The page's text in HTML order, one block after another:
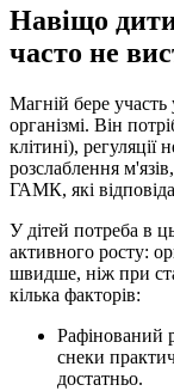
Навіщо
часто не
Магній бере
організмі. Він
клітині), регуляції
розслаблення
ГАМК, які
У дітей потреба в
активного росту:
швидше, ніж при
кілька факторів:
Рафінований
снеки
достатньо.